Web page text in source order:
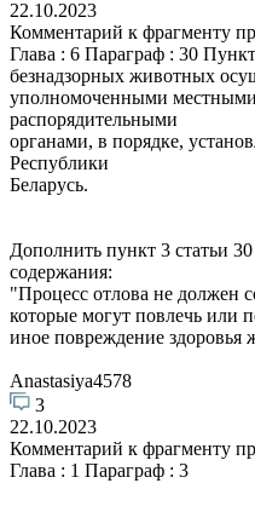
22.10.2023
Комментарий к фрагменту
Глава : 6 Параграф : 30
безнадзорных животных
уполномоченными
распорядительными
органами, в порядке,
Республики
Беларусь.
Дополнить пункт 3 статьи
содержания:
"Процесс отлова не должен
которые могут повлечь или
иное повреждение здоровья
Anastasiya4578
3
22.10.2023
Комментарий к фрагменту
Глава : 1 Параграф : 3